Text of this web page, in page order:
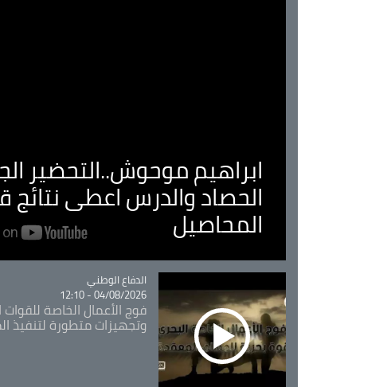
ابراهيم موحوش..التحضير
الحصاد والدرس اعطى
المحاصيل
Catégorie
الدفاع الوطني
04/08/2026 - 12:10
فوج الأعمال الخاصة للقوات
وتجهيزات متطورة لتنفيذ